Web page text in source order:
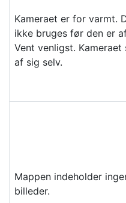
Kameraet er for varmt.
ikke bruges før den er
Vent venligst. Kameraet
af sig selv.
Mappen indeholder
billeder.